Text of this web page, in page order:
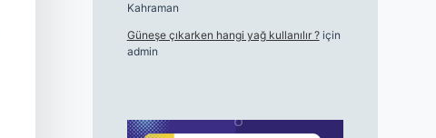
Kahraman
Güneşe çıkarken hangi yağ kullanılır ?için
admin